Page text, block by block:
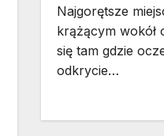
Najgorętsze
krążącym wokół
się tam gdzie
odkrycie…